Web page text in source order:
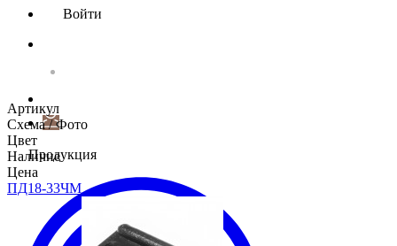
Войти
Продукция
Артикул
Схема / Фото
Цвет
Наличие
Цена
ПД18-33ЧМ